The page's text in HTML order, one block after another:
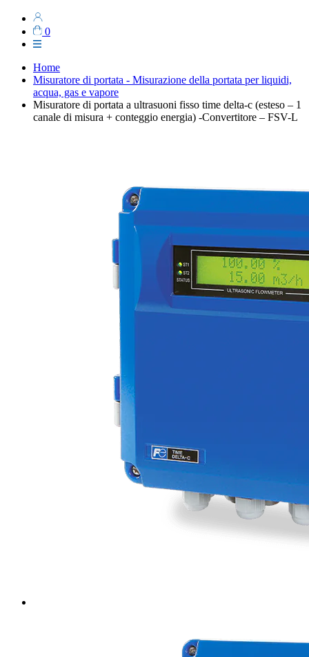
0
Home
Misuratore di portata - Misurazione della portata per liquidi,
acqua, gas e vapore
Misuratore di portata a ultrasuoni fisso time delta-c (esteso – 1
canale di misura + conteggio energia) -Convertitore – FSV-L